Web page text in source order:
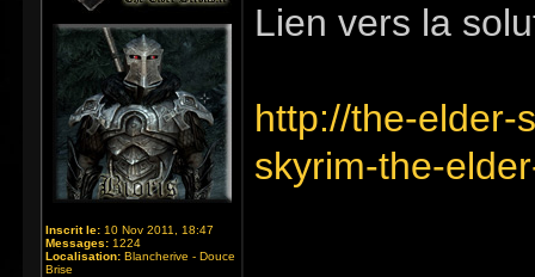
Inscrit le: 10 Nov 2011, 18:47
Messages: 1224
Localisation: Blancherive - Douce
Brise
Lien vers la
http://the-elder-
skyrim-the-